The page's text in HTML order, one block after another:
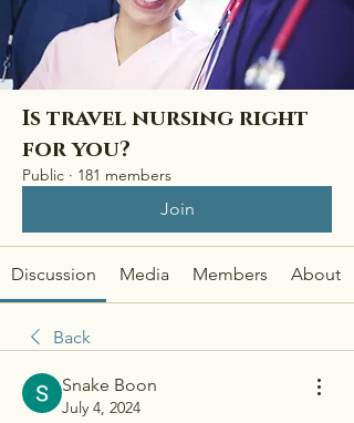
Is travel nursing right
for you?
Public · 181 members
Join
Discussion Media Members About
Back
Snake Boon
July 4, 2024